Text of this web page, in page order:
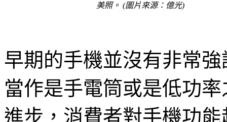
美照。 (圖片來源：億光)
早期的手機並沒有非常
當作是手電筒或是低功
進步，消費者對手機功